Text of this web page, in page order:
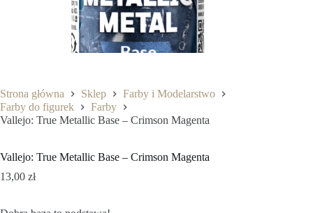
Strona główna Sklep
Farby i Modelarstwo
Farby do figurek
Farby
Vallejo: True Metallic Base – Crimson Magenta
Vallejo: True Metallic Base – Crimson Magenta
13,00 zł